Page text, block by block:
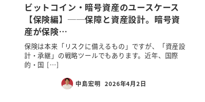
ビットコイン・暗号資産のユースケース
【保険編】──保障と資産設計。暗号資
産が保険…
保険は本来「リスクに備えるもの」ですが、「資産設
計・承継」の戦略ツールでもあります。近年、国際
的・国 […]
中島宏明 2026年4月2日